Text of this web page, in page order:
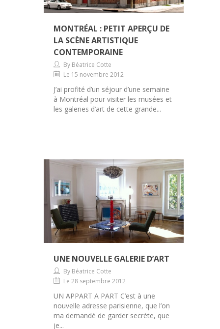
MONTRÉAL : PETIT APERÇU DE
LA SCÈNE ARTISTIQUE
CONTEMPORAINE
By Béatrice Cotte
Le 15 novembre 2012
J’ai profité d’un séjour d’une semaine
à Montréal pour visiter les musées et
les galeries d’art de cette grande...
UNE NOUVELLE GALERIE D’ART
By Béatrice Cotte
Le 28 septembre 2012
UN APPART A PART C’est à une
nouvelle adresse parisienne, que l’on
ma demandé de garder secrète, que
je...